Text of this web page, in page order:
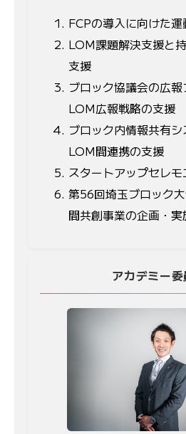
FCPの導入に向けた運
LOM課題解決支援と
支援
ブロック協議会の広
LOM広報戦略の支援
ブロック内情報共有
LOM間連携の支援
スタートアップセレ
第56回埼玉ブロック
間共創事業の企画・実
アカデミー